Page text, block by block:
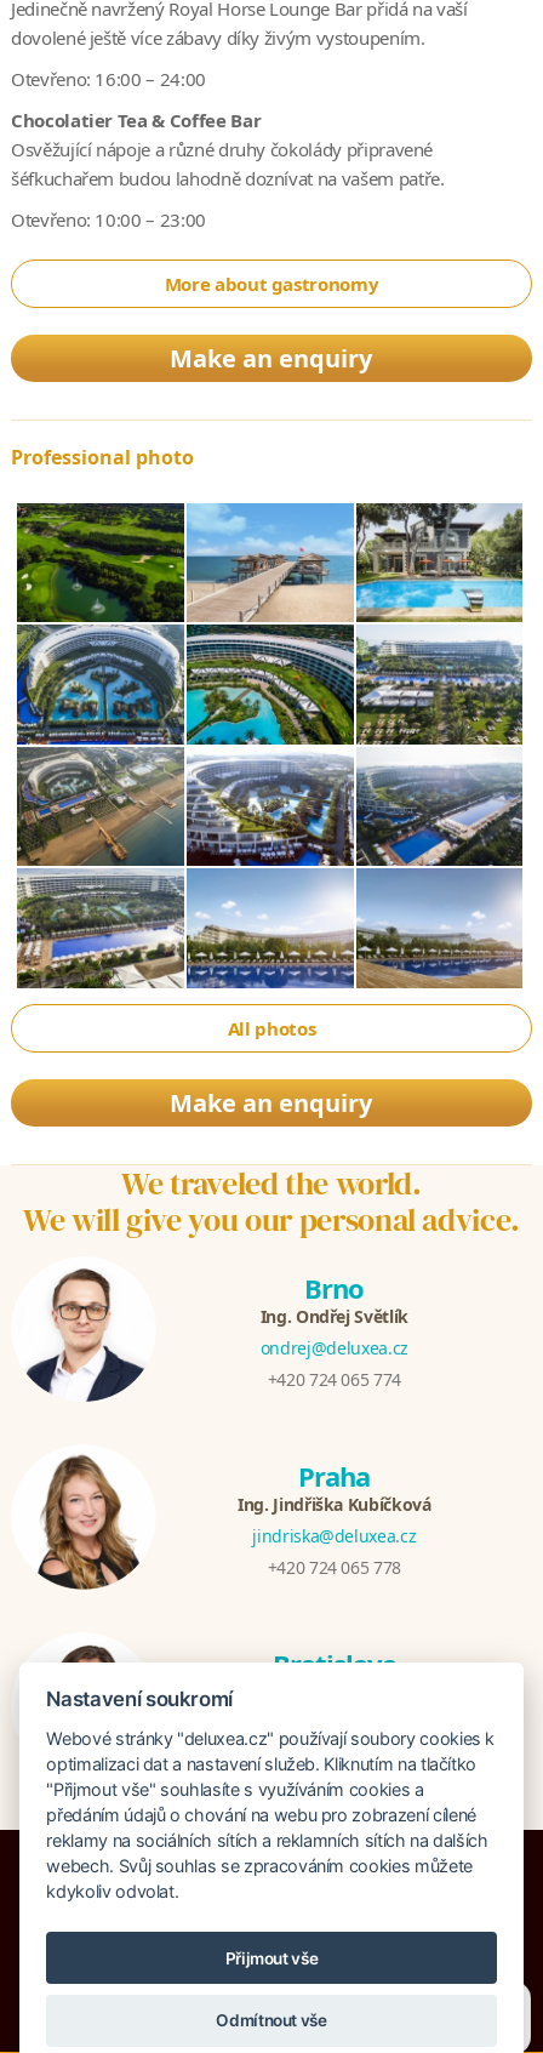
Jedinečně navržený Royal Horse Lounge Bar přidá na vaší
dovolené ještě více zábavy díky živým vystoupením.
Otevřeno: 16:00 – 24:00
Chocolatier Tea & Coffee Bar
Osvěžující nápoje a různé druhy čokolády připravené
šéfkuchařem budou lahodně doznívat na vašem patře.
Otevřeno: 10:00 – 23:00
More about gastronomy
Make an enquiry
Professional photo
All photos
Make an enquiry
We traveled the world.
We will give you our personal advice.
Brno
Ing. Ondřej Světlík
ondrej@deluxea.cz
+420 724 065 774
Praha
Ing. Jindřiška Kubíčková
jindriska@deluxea.cz
+420 724 065 778
Bratislava
+421 948 759 074
Bankruptcy insurance 125 000 000 CZK
Nastavení soukromí
Webové stránky "deluxea.cz" používají soubory cookies k
optimalizaci dat a nastavení služeb. Kliknutím na tlačítko
"Přijmout vše" souhlasíte s využíváním cookies a
předáním údajů o chování na webu pro zobrazení cílené
reklamy na sociálních sítích a reklamních sítích na dalších
webech. Svůj souhlas se zpracováním cookies můžete
kdykoliv odvolat.
Přijmout vše
Odmítnout vše
Chettyho.